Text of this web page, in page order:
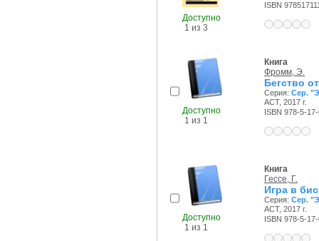
Доступно
1 из 3
ISBN
Доступно
1 из 1
Книга
Фромм, Э.
Бегство
Серия: Сер.
АСТ, 2017 г.
ISBN 978-5-
Доступно
1 из 1
Книга
Гессе, Г.
Игра в
Серия: Сер.
АСТ, 2017 г.
ISBN 978-5-